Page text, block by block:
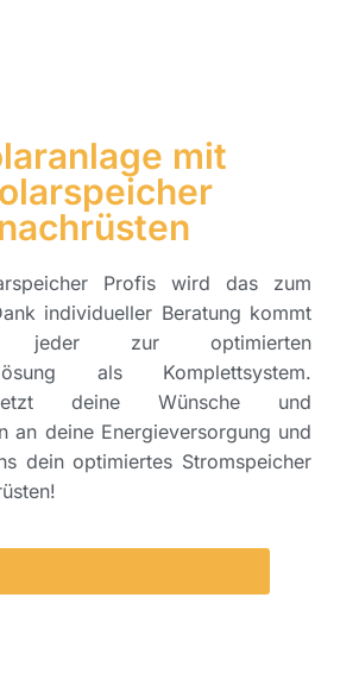
mit
nachrüsten
Profis wird das zum
individueller Beratung kommt
zur optimierten
als Komplettsystem.
deine Wünsche und
an deine Energieversorgung und
dein optimiertes Stromspeicher